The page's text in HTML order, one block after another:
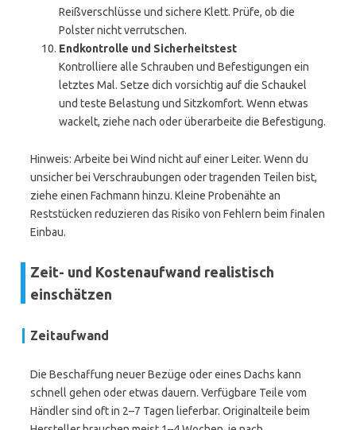
Reißverschlüsse und sichere Klett. Prüfe, ob die
Polster nicht verrutschen.
Endkontrolle und Sicherheitstest
Kontrolliere alle Schrauben und Befestigungen ein
letztes Mal. Setze dich vorsichtig auf die Schaukel
und teste Belastung und Sitzkomfort. Wenn etwas
wackelt, ziehe nach oder überarbeite die Befestigung.
Hinweis: Arbeite bei Wind nicht auf einer Leiter. Wenn du
unsicher bei Verschraubungen oder tragenden Teilen bist,
ziehe einen Fachmann hinzu. Kleine Probenähte an
Reststücken reduzieren das Risiko von Fehlern beim finalen
Einbau.
Zeit- und Kostenaufwand realistisch
einschätzen
Zeitaufwand
Die Beschaffung neuer Bezüge oder eines Dachs kann
schnell gehen oder etwas dauern. Verfügbare Teile vom
Händler sind oft in 2–7 Tagen lieferbar. Originalteile beim